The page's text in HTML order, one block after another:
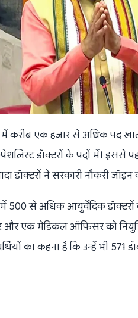
करीब एक हजार से अधिक पद
डॉक्टरों के पदों में। इससे
डॉक्टरों ने सरकारी नौकरी जॉइन
500 से अधिक आयुर्वेदिक डॉक्टरों
एक मेडिकल ऑफिसर को
का कहना है कि उन्हें भी 571